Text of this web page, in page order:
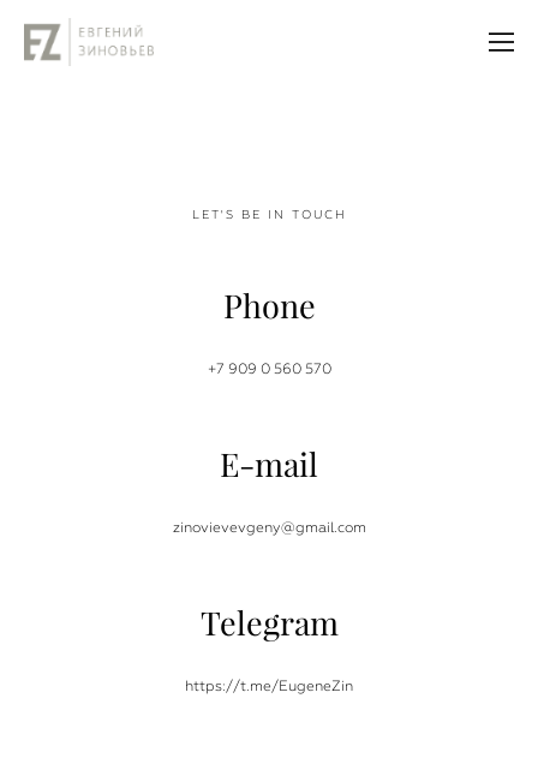
LET'S BE IN TOUCH
Phone
+7 909 0 560 570
E-mail
zinovievevgeny@gmail.com
Telegram
https://t.me/EugeneZin